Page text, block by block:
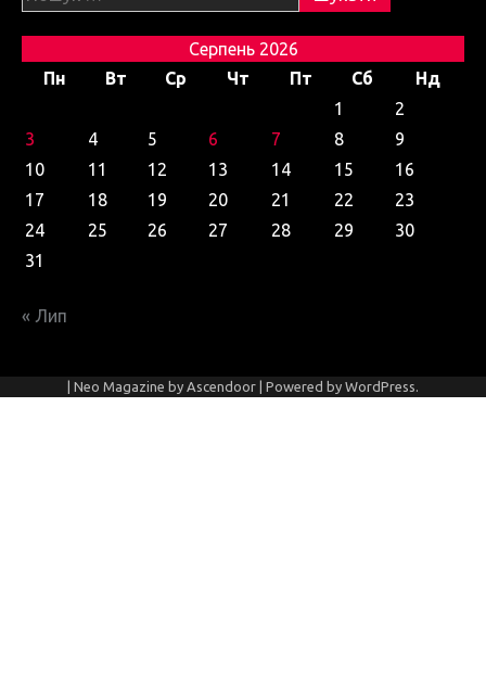
Серпень 2026
Пн
Вт Ср Чт Пт Сб
Нд
1
2
3
4 5 6 7 8
9
10
11 12 13 14 15
16
17
18 19 20 21 22
23
24
25 26 27 28 29
30
31
« Лип
| Neo Magazine by Ascendoor | Powered by WordPress